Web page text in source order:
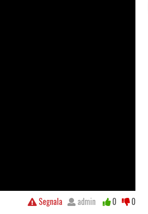
Segnala admin 0 0